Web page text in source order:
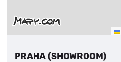
PRAHA (SHOWROOM)